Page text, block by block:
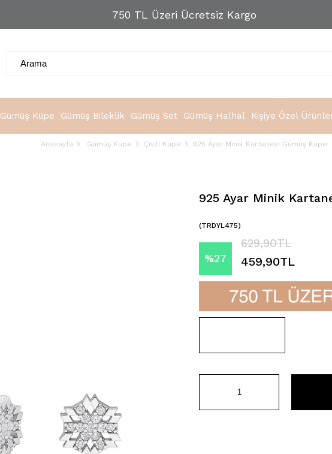
750 TL Üzeri Ücretsiz Kargo
Gümüş Küpe Gümüş Bileklik Gümüş Set Gümüş Halhal Kişiye Özel
Anasayfa Gümüş Küpe Çivili Küpe 925 Ayar Minik Kartanesi Gümüş Küpe
925 Ayar Minik
(TRDYL475)
%27
İndirim
629,90TL
459,90TL